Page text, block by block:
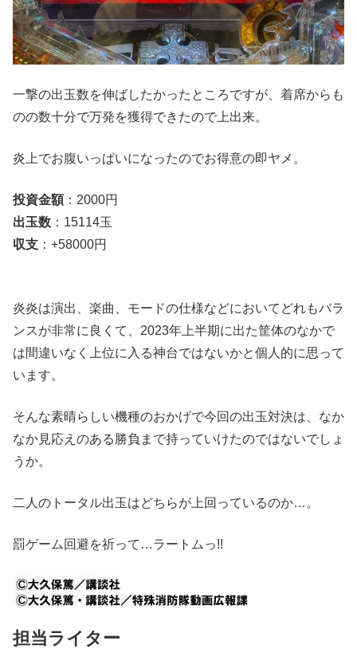
一撃の出玉数を伸ばしたかったところですが、着席からも
のの数十分で万発を獲得できたので上出来。
炎上でお腹いっぱいになったのでお得意の即ヤメ。
投資金額：2000円
出玉数 ：15114玉
収支 ：+58000円
炎炎は演出、楽曲、モードの仕様などにおいてどれもバラ
ンスが非常に良くて、2023年上半期に出た筐体のなかで
は間違いなく上位に入る神台ではないかと個人的に思って
います。
そんな素晴らしい機種のおかげで今回の出玉対決は、なか
なか見応えのある勝負まで持っていけたのではないでしょ
うか。
二人のトータル出玉はどちらが上回っているのか…。
罰ゲーム回避を祈って…ラートムっ!!
担当ライター